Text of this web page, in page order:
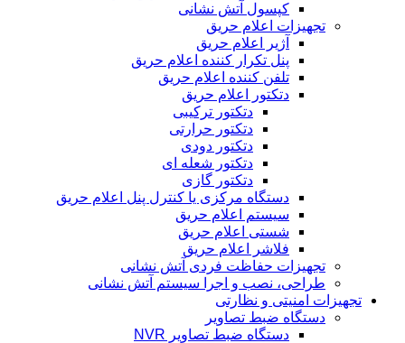
کپسول آتش نشانی
تجهیزات اعلام حریق
آژیر اعلام حریق
پنل تکرار کننده اعلام حریق
تلفن کننده اعلام حریق
دتکتور اعلام حریق
دتکتور ترکیبی
دتکتور حرارتی
دتکتور دودی
دتکتور شعله ای
دتکتور گازی
دستگاه مرکزی یا کنترل پنل اعلام حریق
سیستم اعلام حریق
شستی اعلام حریق
فلاشر اعلام حریق
تجهیزات حفاظت فردی آتش نشانی
طراحی، نصب و اجرا سیستم آتش نشانی
تجهیزات امنیتی و نظارتی
دستگاه ضبط تصاویر
دستگاه ضبط تصاویر NVR